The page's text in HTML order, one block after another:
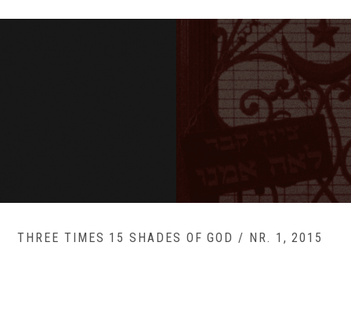
THREE TIMES 15 SHADES OF GOD / NR. 1, 2015